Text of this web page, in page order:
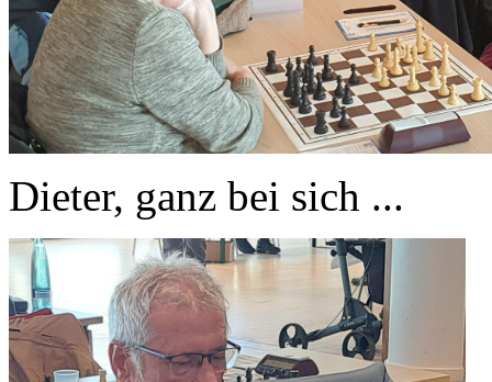
Dieter, ganz bei sich ...